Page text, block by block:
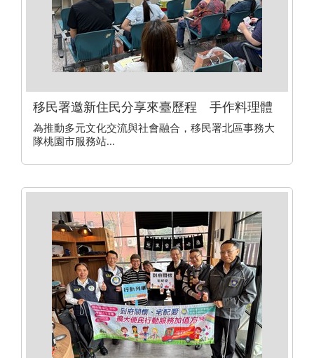
移民署邀新住民分享來臺歷程 手作料理體
驗促進文化交流
為推動多元文化交流與社會融合，移民署北區事務大
隊桃園市服務站...